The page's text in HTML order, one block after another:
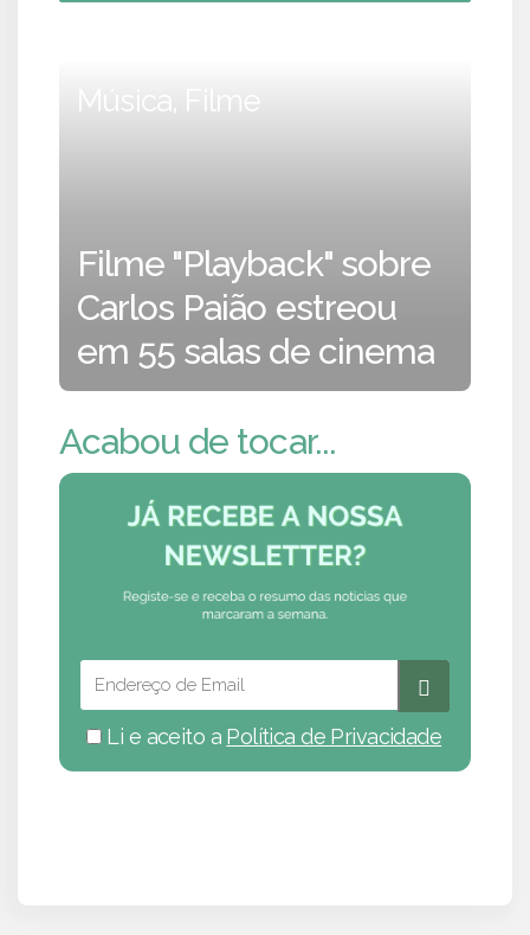
Música, Filme
Filme "Playback" sobre
Carlos Paião estreou
em 55 salas de cinema
Acabou de tocar...
Li e aceito a Política de Privacidade